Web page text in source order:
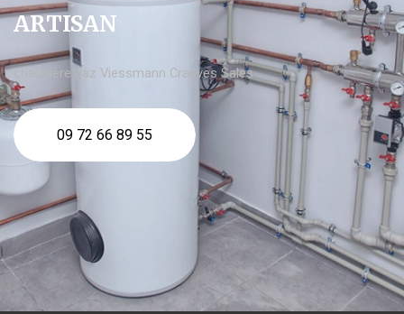
ARTISAN
chaudière gaz Viessmann Cranves Sales
09 72 66 89 55